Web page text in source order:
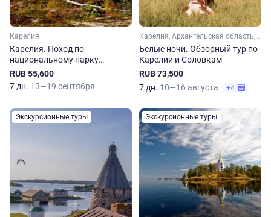
Карелия
Карелия. Поход по
национальному парку
Паанаярви
RUB 55,600
7 дн. 13—19 сентября
Карелия, Архангельская область, Арктика
Белые ночи. Обзорный тур по
Карелии и Соловкам
RUB 73,500
7 дн. 10—16 августа +4
Экскурсионные туры Экскурсионные туры